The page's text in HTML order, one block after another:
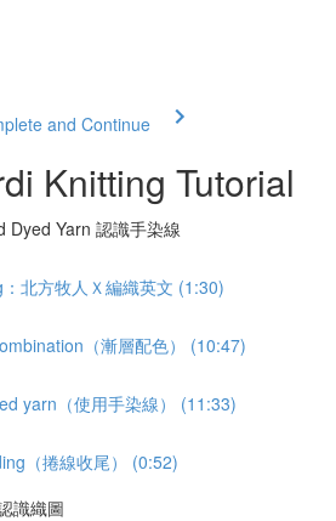
and Continue
Knitting Tutorial
Dyed Yarn 認識手染線
北方牧人Ｘ編織英文 (1:30)
（漸層配色） (10:47)
yarn（使用手染線） (11:33)
（捲線收尾） (0:52)
識織圖